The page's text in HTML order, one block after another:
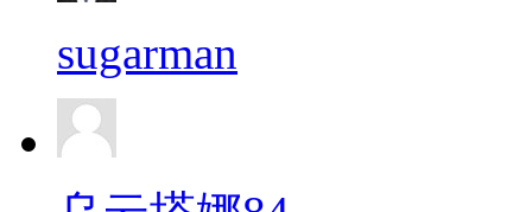
sugarman